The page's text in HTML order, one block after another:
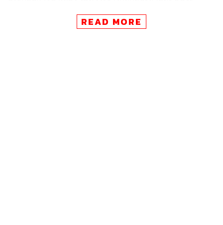
มือกันสร้างการท่องเที่ยวเชิงอนุรักษ์ เก็บความประทับใจกลับ
READ MORE